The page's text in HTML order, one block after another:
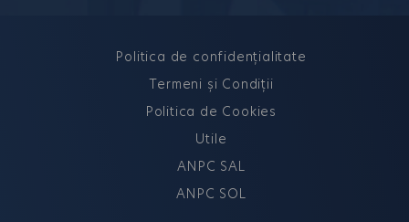
Politica de confidențialitate
Termeni și Condiții
Politica de Cookies
Utile
ANPC SAL
ANPC SOL